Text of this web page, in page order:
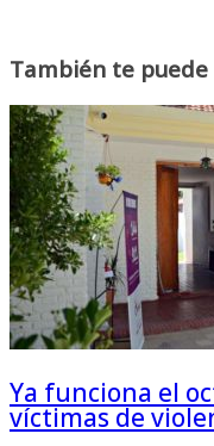
También te
Ya funciona el
víctimas de